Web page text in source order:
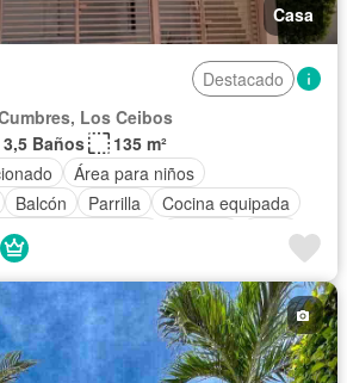
Casa
Destacado
Los Ceibos
3,5 Baños
135 m²
Área para niños
Balcón Parrilla
Cocina equipada
Garita de guardianía